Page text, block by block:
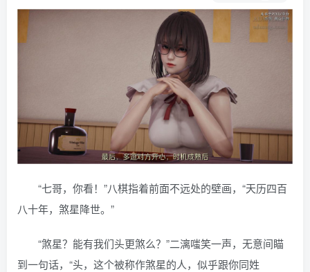
“七哥，你看！”八棋指着前面不远处的壁画，“天历四百
八十年，煞星降世。”
“煞星？能有我们头更煞么？”二漓嗤笑一声，无意间瞄
到一句话，“头，这个被称作煞星的人，似乎跟你同姓